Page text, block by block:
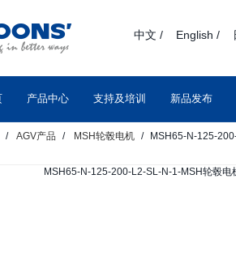
中文 / English /
产品中心 支持及培训 新品发布
AGV产品 MSH轮毂电机 MSH65-N-125-